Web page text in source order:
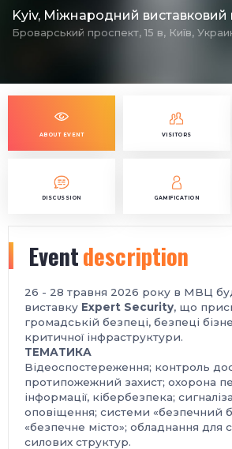
Kyiv, Міжнародний
Броварський проспект, 15 в, Київ,
ABOUT EVENT VISITORS
DISCUSSION GAMIFICATION
Eventdescription
26 - 28 травня 2026 року в МВЦ
виставку Expert Security, що
громадській безпеці, безпеці
критичної інфраструктури.
ТЕМАТИКА
Відеоспостереження; контроль
протипожежний захист; охорона
інформації, кібербезпека;
оповіщення; системи «безпечний
«безпечне місто»; обладнання для
силових структур.